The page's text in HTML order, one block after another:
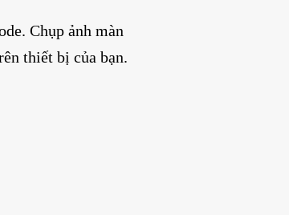
Chụp ảnh màn
thiết bị của bạn.